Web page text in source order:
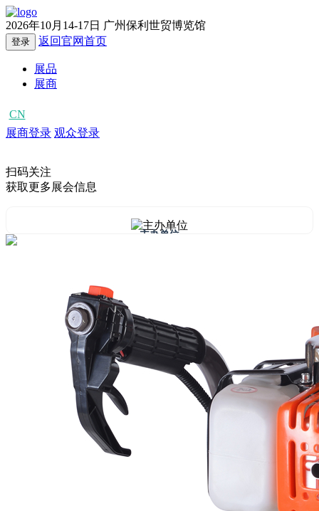
2026年10月14-17日 广州保利世贸博览馆
登录 返回官网首页
展品
展商
CN
展商登录 观众登录
扫码关注
获取更多展会信息
主办单位